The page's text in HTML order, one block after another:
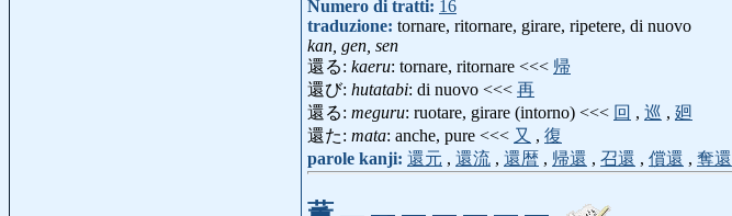
Numero di tratti: 16
traduzione: tornare, ritornare, girare, ripetere, di nuovo
kan, gen, sen
還る: kaeru: tornare, ritornare <<< 帰
還び: hutatabi: di nuovo <<< 再
還る: meguru: ruotare, girare (intorno) <<< 回 , 巡 , 廻
還た: mata: anche, pure <<< 又 , 復
parole kanji: 還元 , 還流 , 還暦 , 帰還 , 召還 , 償還 , 奪還